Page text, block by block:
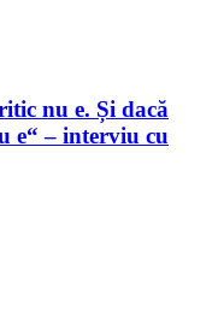
nu e. Și dacă
e“ – interviu cu